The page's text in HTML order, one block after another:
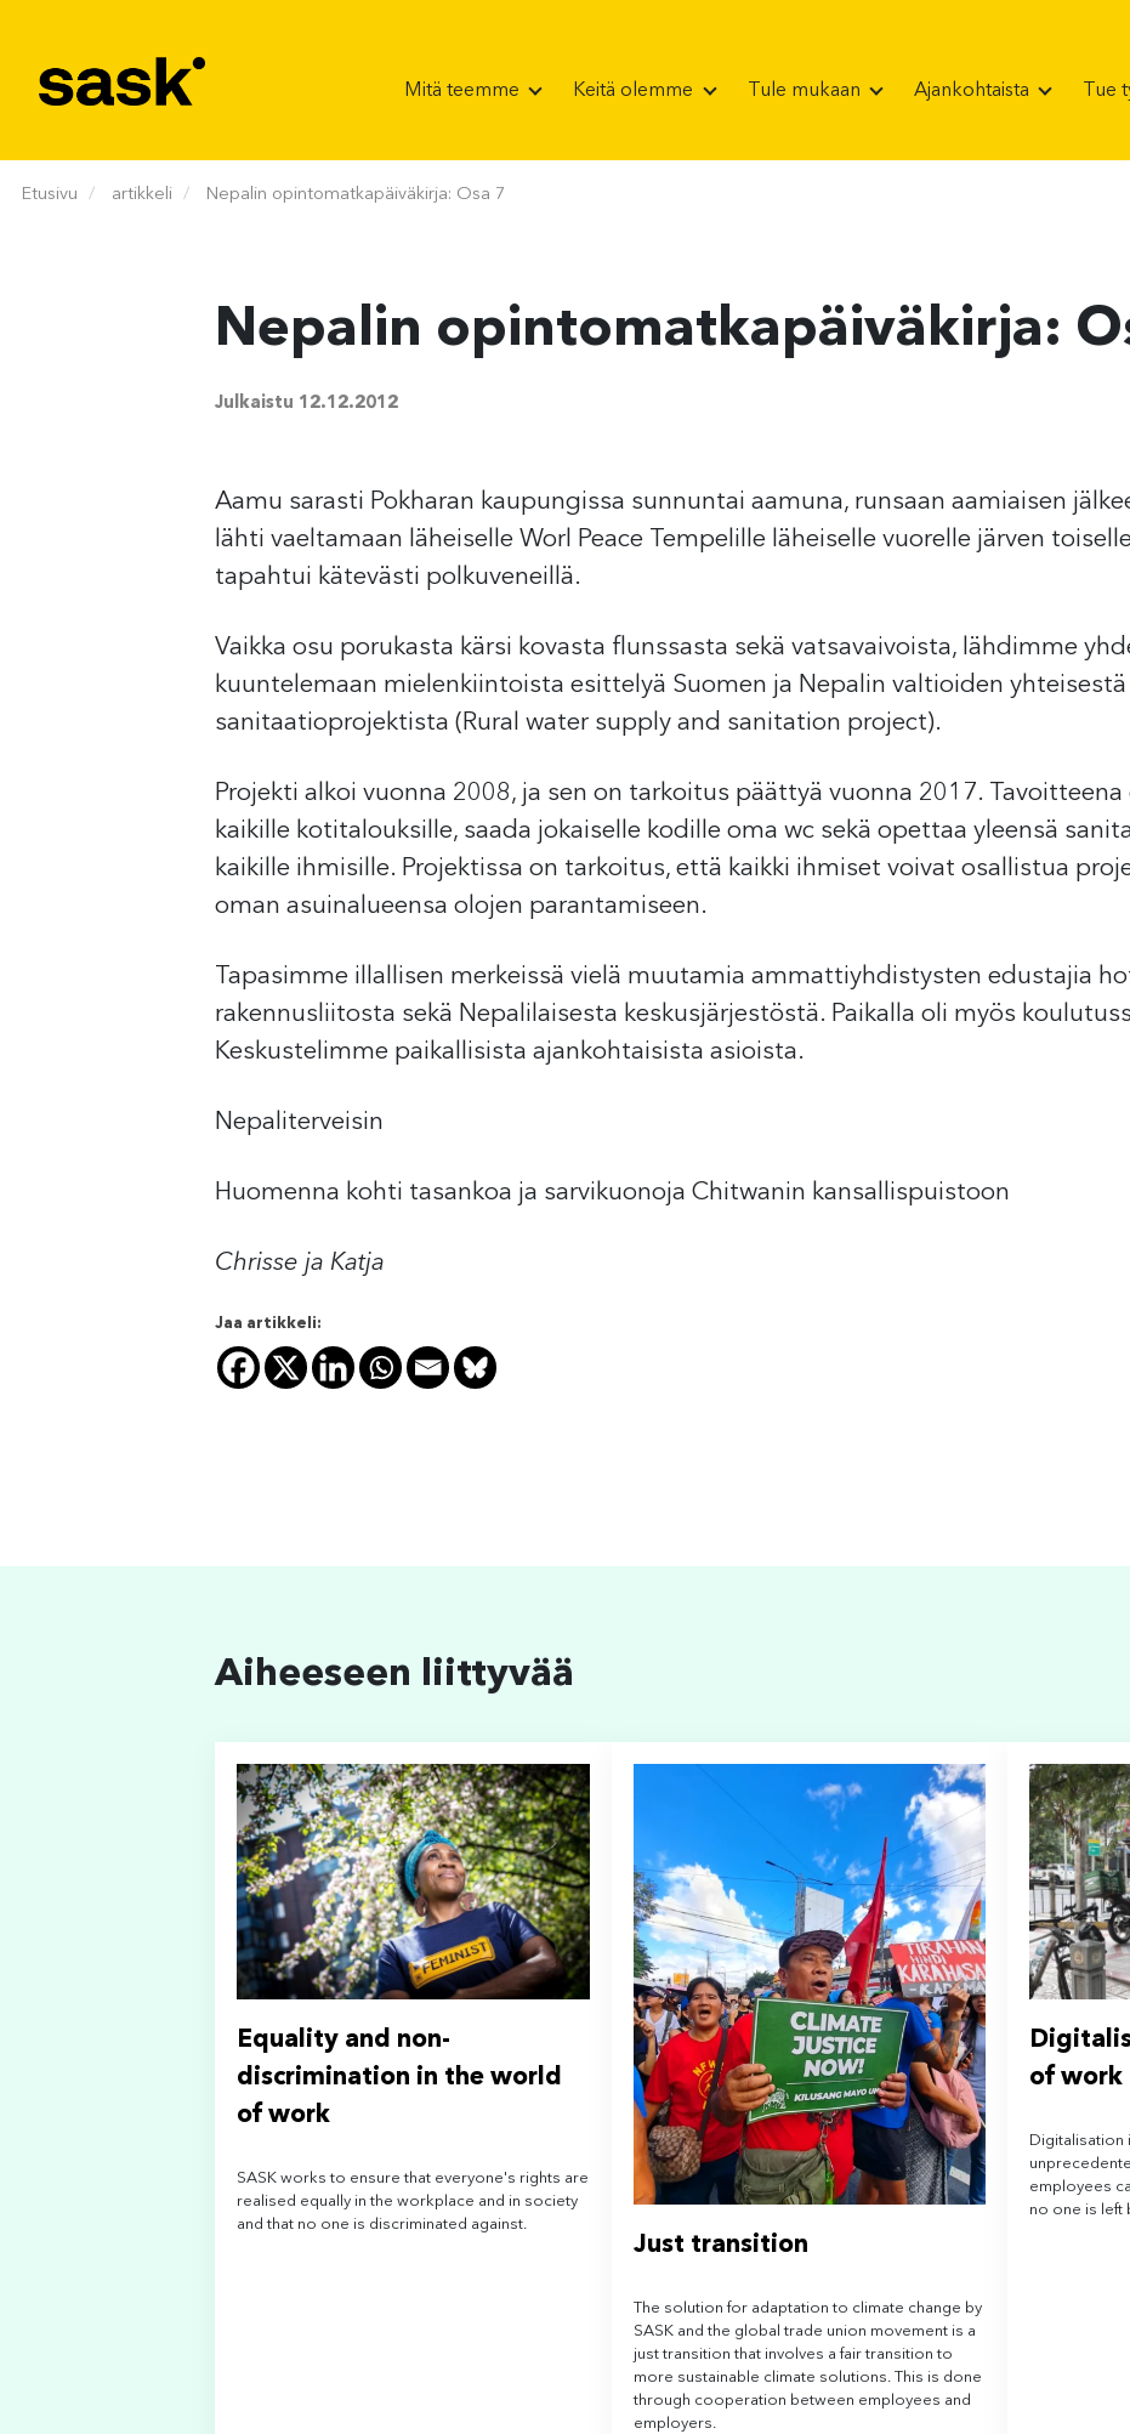
Mitä teemme Keitä olemme Tule mukaan Ajankohtaista Tue
Etusivu artikkeli Nepalin opintomatkapäiväkirja: Osa 7
Nepalin opintomatkapäiväkirja:
Julkaistu 12.12.2012
Aamu sarasti Pokharan kaupungissa sunnuntai aamuna, runsaan aamiaisen
lähti vaeltamaan läheiselle Worl Peace Tempelille läheiselle vuorelle järven
tapahtui kätevästi polkuveneillä.
Vaikka osu porukasta kärsi kovasta flunssasta sekä vatsavaivoista, lähdimme
kuuntelemaan mielenkiintoista esittelyä Suomen ja Nepalin valtioiden
sanitaatioprojektista (Rural water supply and sanitation project).
Projekti alkoi vuonna 2008, ja sen on tarkoitus päättyä vuonna 2017.
kaikille kotitalouksille, saada jokaiselle kodille oma wc sekä opettaa yleensä
kaikille ihmisille. Projektissa on tarkoitus, että kaikki ihmiset voivat osallistua
oman asuinalueensa olojen parantamiseen.
Tapasimme illallisen merkeissä vielä muutamia ammattiyhdistysten edustajia
rakennusliitosta sekä Nepalilaisesta keskusjärjestöstä. Paikalla oli myös
Keskustelimme paikallisista ajankohtaisista asioista.
Nepaliterveisin
Huomenna kohti tasankoa ja sarvikuonoja Chitwanin kansallispuistoon
Chrisse ja Katja
Jaa artikkeli:
Aiheeseen liittyvää
Equality and non-
discrimination in the world
of work
SASK works to ensure that everyone's rights are
realised equally in the workplace and in society
and that no one is discriminated against.
Just transition
The solution for adaptation to climate change by
SASK and the global trade union movement is a
just transition that involves a fair transition to
more sustainable climate solutions. This is done
through cooperation between employees and
employers.
of work
Digitalisation
employees
no one is left